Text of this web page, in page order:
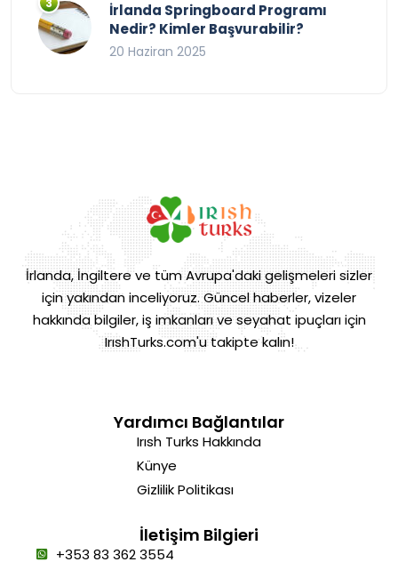
İrlanda Springboard Programı
Nedir? Kimler Başvurabilir?
20 Haziran 2025
İrlanda, İngiltere ve tüm Avrupa'daki gelişmeleri sizler
için yakından inceliyoruz. Güncel haberler, vizeler
hakkında bilgiler, iş imkanları ve seyahat ipuçları için
IrıshTurks.com'u takipte kalın!
Yardımcı Bağlantılar
Irısh Turks Hakkında
Künye
Gizlilik Politikası
İletişim Bilgieri
+353 83 362 3554